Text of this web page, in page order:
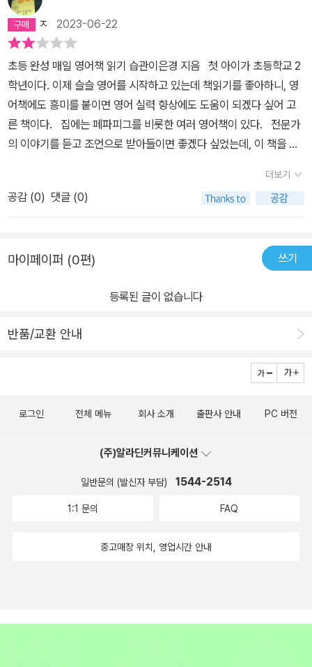
ㅈ 2023-06-22
초등 완성 매일 영어책 읽기 습관이은경 지음 첫 아이가 초등학교 2
학년이다. 이제 슬슬 영어를 시작하고 있는데 책읽기를 좋아하니, 영
어책에도 흥미를 붙이면 영어 실력 향상에도 도움이 되겠다 싶어 고
른 책이다. 집에는 페파피그를 비롯한 여러 영어책이 있다. 전문가
의 이야기를 듣고 조언으로 받아들이면 좋겠다 싶었는데, 이 책을 통
더보기
공감 (0) 댓글 (0)
마이페이퍼 (0편) 쓰기
등록된 글이 없습니다
반품/교환 안내
로그인 전체 메뉴 회사 소개 출판사 안내 PC 버전
(주)알라딘커뮤니케이션
일반문의 (발신자 부담) 1544-2514
1:1 문의 FAQ
중고매장 위치, 영업시간 안내